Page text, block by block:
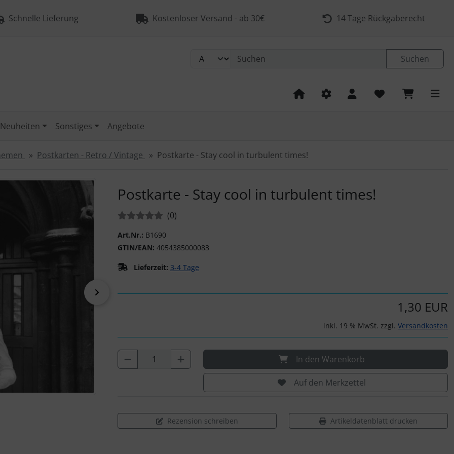
Schnelle Lieferung Kostenloser Versand - ab 30€ 14 Tage Rückgaberecht
Suchen
Neuheiten Sonstiges Angebote
Postkarten - Retro / Vintage Postkarte - Stay cool in turbulent times!
Postkarte - Stay cool in turbulent times!
Bewertungen:(0Bewertungen
)
Art.Nr.: B1690
GTIN/EAN: 4054385000083
Lieferzeit: 3-4 Tage
" und "Vor-Button" nutzen, um zwischen den Bildern zu navigieren. Zum Vergrößern klicken Sie auf das Bild.
1,30 EUR
inkl. 19 % MwSt. zzgl. Versandkosten
In den Warenkorb
Auf den Merkzettel
Rezension schreiben Artikeldatenblatt drucken